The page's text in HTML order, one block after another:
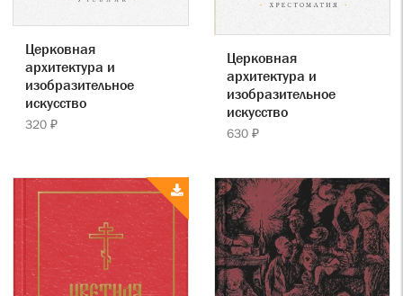
Церковная
архитектура и
изобразительное
искусство
320 ₽
Церковная
архитектура и
изобразительное
искусство
630 ₽